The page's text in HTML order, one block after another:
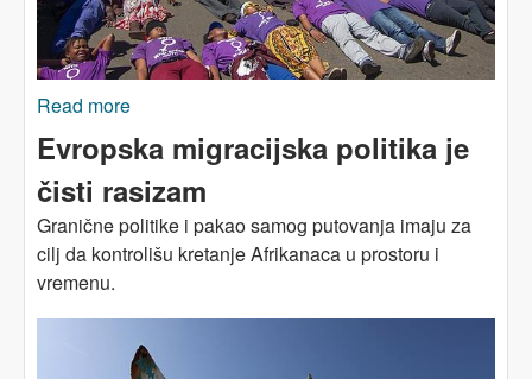
Read more
pokreta u 2023. godini
Evropska migracijska politika je
čisti rasizam
Granične politike i pakao samog putovanja imaju za
cilj da kontrolišu kretanje Afrikanaca u prostoru i
vremenu.